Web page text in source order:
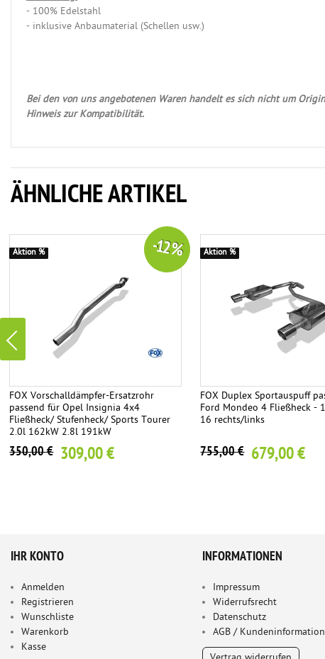
- 100% Edelstahl
- inklusive Anbaumaterial (Schellen usw.)
Bei den von uns angebotenen Waren handelt es sich nicht um
Hinweis zur Kompatibilität.
ÄHNLICHE ARTIKEL
FOX Vorschalldämpfer-Ersatzrohr
passend für Opel Insignia 4x4
Fließheck/ Stufenheck/ Sports Tourer
2.0l 162kW 2.8l 191kW
350,00 € 309,00 €
-12 %
Aktion %
FOX Duplex Sportauspuff
Ford Mondeo 4 Fließheck -
16 rechts/links
755,00 € 679,00 €
Aktion %
IHR KONTO
Anmelden
Registrieren
Wunschliste
Warenkorb
Kasse
INFORMATIONEN
Impressum
Widerrufsrecht
Datenschutz
AGB /